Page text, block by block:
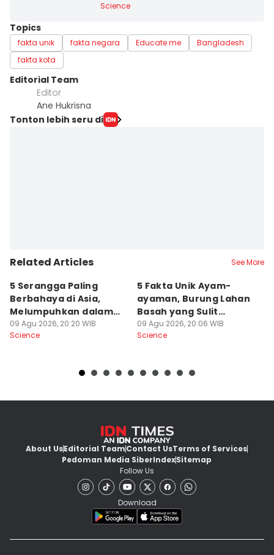
Science
Topics
fakta unik fakta negara Educate me
Bangladesh
fakta kota
Editorial Team
Editor
Ane Hukrisna
Tonton lebih seru di
Related Articles See More
5 Serangga Paling
Berbahaya di Asia,
Melumpuhkan dalam
Sekejap
09 Agu 2026, 20:20 WIB
Science
5 Fakta Unik Ayam-
ayaman, Burung Lahan
Basah yang Sulit
Terlihat
09 Agu 2026, 20:06 WIB
Science
About UsEditorial TeamContact UsTerms of Services
Pedoman Media SiberIndexSitemap
Follow Us
Download